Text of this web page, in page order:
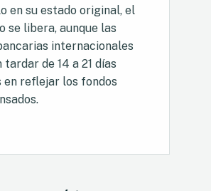
en su estado original, el
se libera, aunque las
internacionales
tardar de 14 a 21 días
en reflejar los fondos